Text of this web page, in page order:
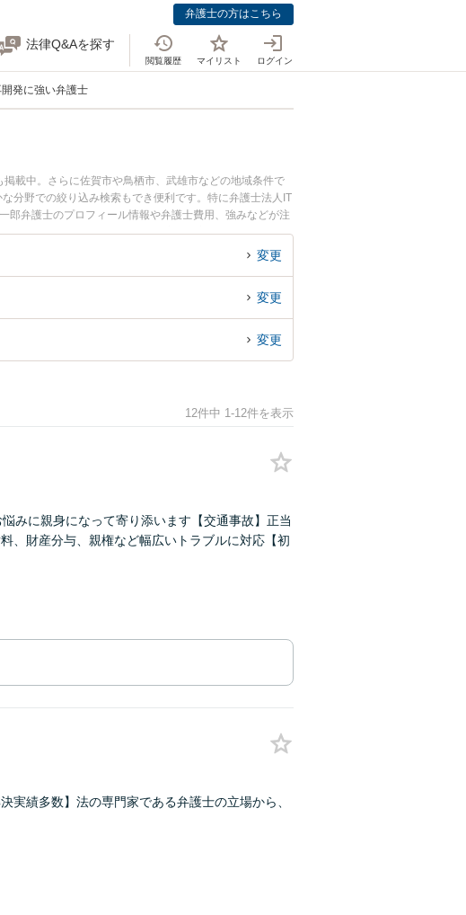
弁護士の方はこちら
法律Q&Aを探す
閲覧履歴 マイリスト ログイン
発に強い弁護士
載中。さらに佐賀市や鳥栖市、武雄市などの地域条件で
分野での絞り込み検索もでき便利です。特に弁護士法人IT
郎弁護士のプロフィール情報や弁護士費用、強みなどが注
収用や再開発のトラブル解決の実績豊富な近くの弁護士を
相談者さんにおすすめです。
変更
変更
変更
12件中 1-12件を表示
みに親身になって寄り添います【交通事故】正当
、財産分与、親権など幅広いトラブルに対応【初
実績多数】法の専門家である弁護士の立場から、